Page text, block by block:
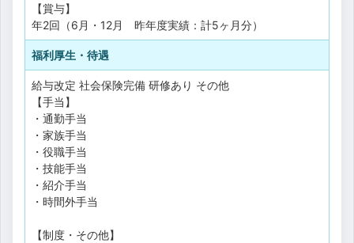
【賞与】
年2回（6月・12月 昨年度実績：計5ヶ月分）
福利厚生・待遇
給与改定 社会保険完備 研修あり その他
【手当】
・通勤手当
・家族手当
・役職手当
・技能手当
・紹介手当
・時間外手当
【制度・その他】